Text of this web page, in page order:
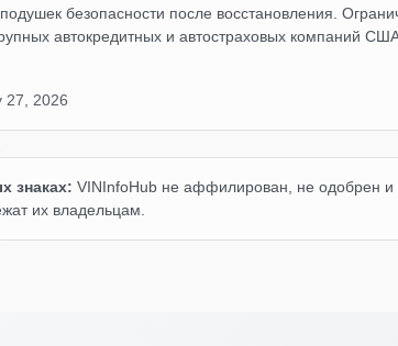
IAAI
безопасности после восстановления.
автокредитных и автостраховых компаний
27, 2026
знаках: VINInfoHub не аффилирован, не одобрен и
их владельцам.